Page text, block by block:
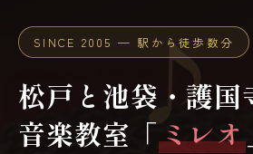
SINCE 2005 — 駅から徒歩数分
松戸と池袋・護国
音楽教室「ミレオ